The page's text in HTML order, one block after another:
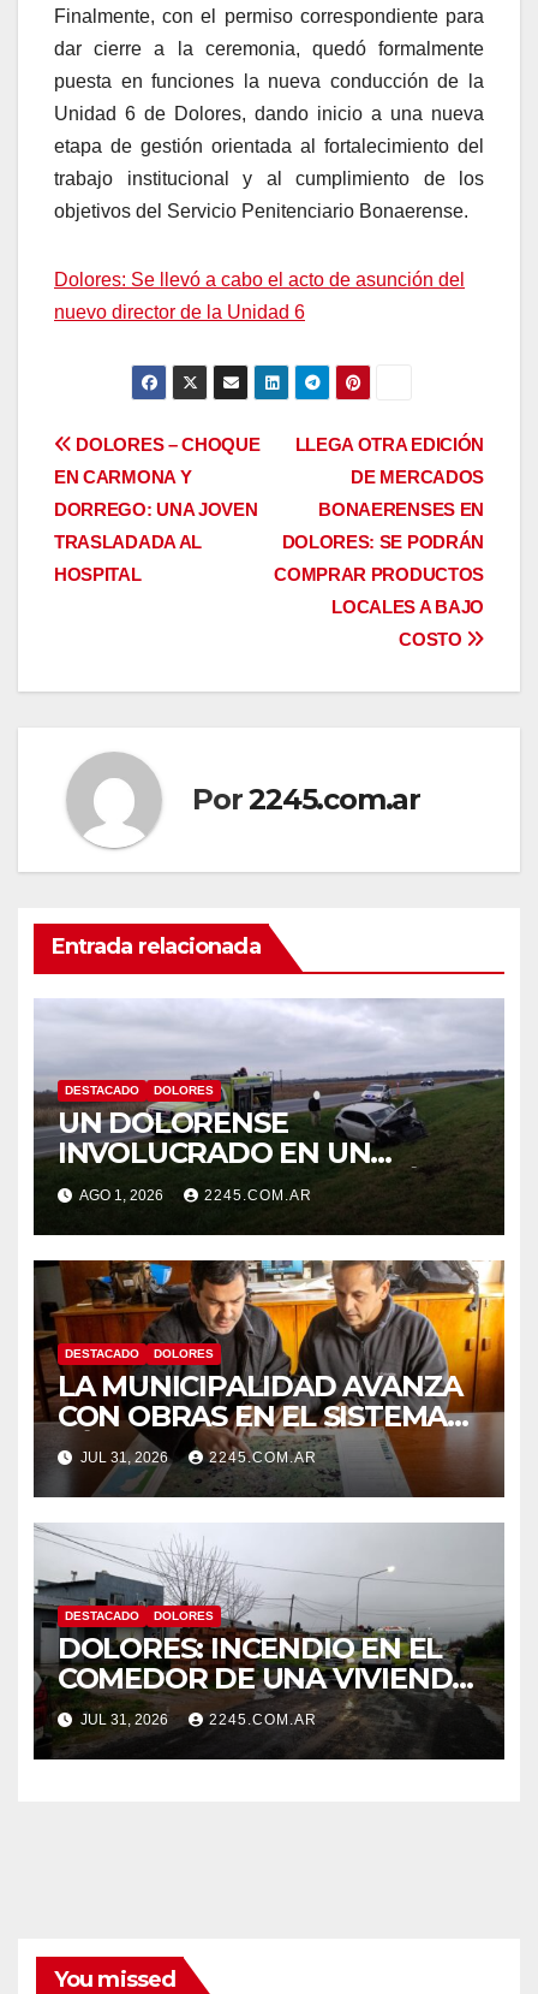
Finalmente, con el permiso correspondiente para
dar cierre a la ceremonia, quedó formalmente
puesta en funciones la nueva conducción de la
Unidad 6 de Dolores, dando inicio a una nueva
etapa de gestión orientada al fortalecimiento del
trabajo institucional y al cumplimiento de los
objetivos del Servicio Penitenciario Bonaerense.
Dolores: Se llevó a cabo el acto de asunción del
nuevo director de la Unidad 6
Navegación
de
entradas
LLEGA OTRA EDICIÓN
DE MERCADOS
BONAERENSES EN
DOLORES: SE PODRÁN
COMPRAR PRODUCTOS
LOCALES A BAJO
COSTO
DOLORES – CHOQUE
EN CARMONA Y
DORREGO: UNA JOVEN
TRASLADADA AL
HOSPITAL
Por2245.com.ar
Entrada relacionada
DESTACADO DOLORES
UN DOLORENSE
INVOLUCRADO EN UN
SINIESTRO QUE TERMINÓ
CON DESPISTE Y VUELCO
AGO 1, 2026 2245.COM.AR
DESTACADO DOLORES
LA MUNICIPALIDAD AVANZA
CON OBRAS EN EL SISTEMA
HÍDRICO DE DOLORES
JUL 31, 2026 2245.COM.AR
DESTACADO DOLORES
DOLORES: INCENDIO EN EL
COMEDOR DE UNA VIVIENDA
FUE CONTROLADO POR
BOMBEROS
JUL 31, 2026 2245.COM.AR
You missed